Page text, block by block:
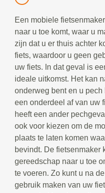
Een mobiele
naar u toe komt, waar u
zijn dat u er thuis achter
fiets, waardoor u geen
uw fiets. In dat geval is
ideale uitkomst. Het kan
onderweg bent en u
een onderdeel af van uw
heeft een ander
ook voor kiezen om de
plaats te laten komen
bevindt. De fietsenmaker
gereedschap naar u toe
te voeren. Zo kunt u na
gebruik maken van uw